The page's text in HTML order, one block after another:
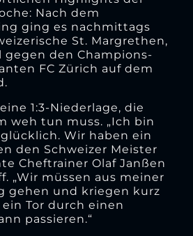
Nach dem
ging es nachmittags
St. Margrethen,
gegen den Champions-
FC Zürich auf dem
1:3-Niederlage, die
weh tun muss. „Ich bin
Wir haben ein
den Schweizer Meister
Cheftrainer Olaf Janßen
„Wir müssen aus meiner
gehen und kriegen kurz
Tor durch einen
passieren.“